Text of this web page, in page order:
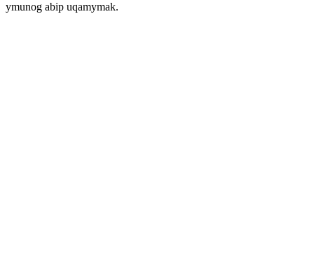
ymunog abip uqamymak.